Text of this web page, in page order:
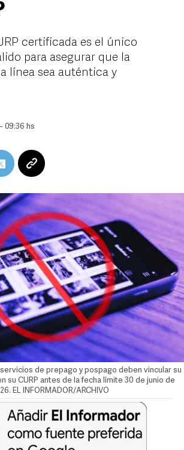
certificada es el único
para asegurar que la
línea sea auténtica y
09:36 hs
de prepago y pospago deben vincular su
su CURP antes de la fecha límite 30 de junio de
EL INFORMADOR/ARCHIVO